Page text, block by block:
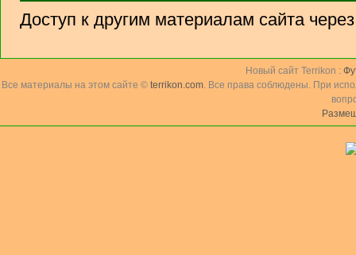
Доступ к другим материалам сайта
Новый сайт Terrikon :
Все материалы на этом сайте © terrikon.com. Все права соблюдены. При